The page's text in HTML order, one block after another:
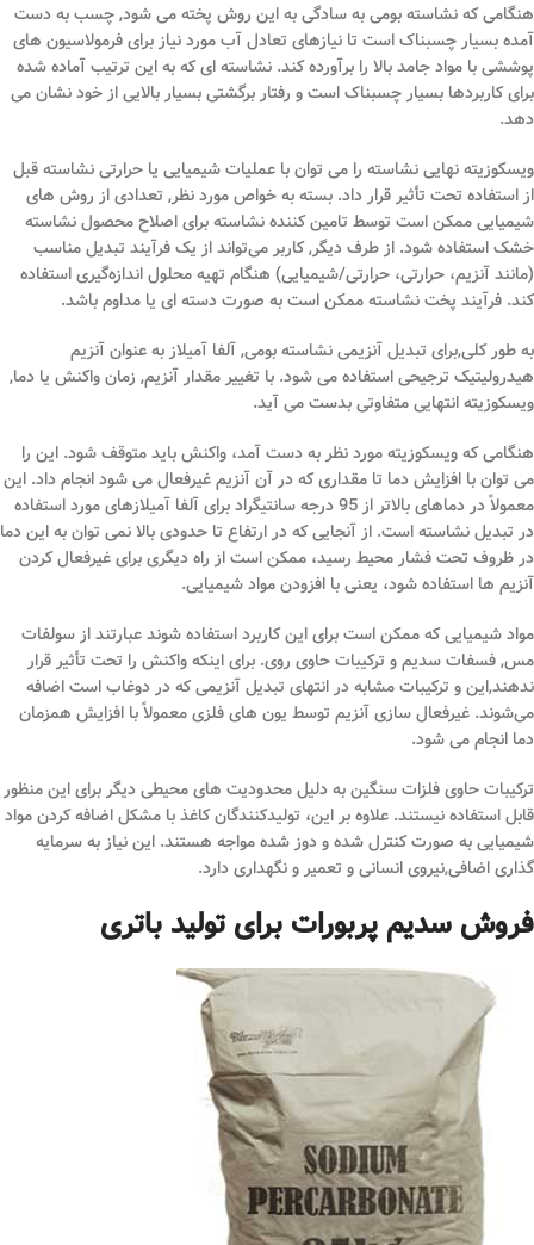
هنگامی که نشاسته بومی به سادگی به این روش پخته می شود, چسب به دست
آمده بسیار چسبناک است تا نیازهای تعادل آب مورد نیاز برای فرمولاسیون های
پوششی با مواد جامد بالا را برآورده کند. نشاسته ای که به این ترتیب آماده شده
برای کاربردها بسیار چسبناک است و رفتار برگشتی بسیار بالایی از خود نشان می
دهد.
ویسکوزیته نهایی نشاسته را می توان با عملیات شیمیایی یا حرارتی نشاسته قبل
از استفاده تحت تأثیر قرار داد. بسته به خواص مورد نظر, تعدادی از روش های
شیمیایی ممکن است توسط تامین کننده نشاسته برای اصلاح محصول نشاسته
خشک استفاده شود. از طرف دیگر, کاربر می‌تواند از یک فرآیند تبدیل مناسب
(مانند آنزیم، حرارتی، حرارتی/شیمیایی) هنگام تهیه محلول اندازه‌گیری استفاده
کند. فرآیند پخت نشاسته ممکن است به صورت دسته ای یا مداوم باشد.
به طور کلی,برای تبدیل آنزیمی نشاسته بومی, آلفا آمیلاز به عنوان آنزیم
هیدرولیتیک ترجیحی استفاده می شود. با تغییر مقدار آنزیم, زمان واکنش یا دما,
ویسکوزیته انتهایی متفاوتی بدست می آید.
هنگامی که ویسکوزیته مورد نظر به دست آمد، واکنش باید متوقف شود. این را
می توان با افزایش دما تا مقداری که در آن آنزیم غیرفعال می شود انجام داد. این
معمولاً در دماهای بالاتر از 95 درجه سانتیگراد برای آلفا آمیلازهای مورد استفاده
در تبدیل نشاسته است. از آنجایی که در ارتفاع تا حدودی بالا نمی توان به این دما
در ظروف تحت فشار محیط رسید، ممکن است از راه دیگری برای غیرفعال کردن
آنزیم ها استفاده شود، یعنی با افزودن مواد شیمیایی.
مواد شیمیایی که ممکن است برای این کاربرد استفاده شوند عبارتند از سولفات
مس, فسفات سدیم و ترکیبات حاوی روی. برای اینکه واکنش را تحت تأثیر قرار
ندهند,این و ترکیبات مشابه در انتهای تبدیل آنزیمی که در دوغاب است اضافه
می‌شوند. غیرفعال سازی آنزیم توسط یون های فلزی معمولاً با افزایش همزمان
دما انجام می شود.
ترکیبات حاوی فلزات سنگین به دلیل محدودیت های محیطی دیگر برای این منظور
قابل استفاده نیستند. علاوه بر این، تولیدکنندگان کاغذ با مشکل اضافه کردن مواد
شیمیایی به صورت کنترل شده و دوز شده مواجه هستند. این نیاز به سرمایه
گذاری اضافی,نیروی انسانی و تعمیر و نگهداری دارد.
فروش سدیم پربورات برای تولید باتری